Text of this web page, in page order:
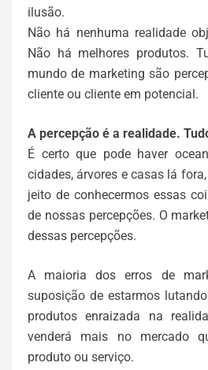
ilusão.
Não há nenhuma realidade
Não há melhores produtos.
mundo de marketing são
cliente ou cliente em potencial.
A percepção é a realidade.
É certo que pode haver
cidades, árvores e casas lá
jeito de conhecermos essas
de nossas percepções. O
dessas percepções.
A maioria dos erros de
suposição de estarmos
produtos enraizada na
venderá mais no mercado
produto ou serviço.